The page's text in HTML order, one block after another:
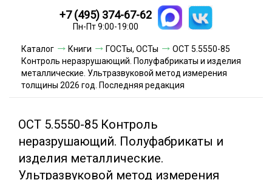
Новинки
Условия доставки
Условия оплаты
Акции и скидки
+7 (495) 374-67-62
Пн-Пт 9:00-19:00
Каталог Книги ГОСТы, ОСТы
ОСТ 5.5550-85
Контроль неразрушающий. Полуфабрикаты и изделия
металлические. Ультразвуковой метод измерения
толщины 2026 год. Последняя редакция
ОСТ 5.5550-85 Контроль
неразрушающий. Полуфабрикаты и
изделия металлические.
Ультразвуковой метод измерения